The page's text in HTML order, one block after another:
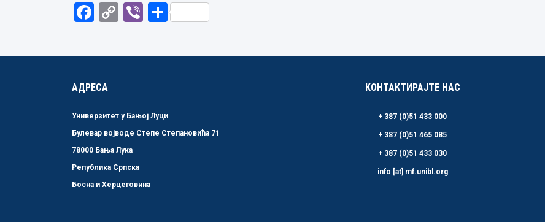
Facebook
CopyViberShare
АДРЕСА
Универзитет у Бањој Луци
Булевар војводе Степе Степановића 71
78000 Бања Лука
Република Српска
Босна и Херцеговина
КОНТАКТИРАЈТЕ НАС
+ 387 (0)51 433 000
+ 387 (0)51 465 085
+ 387 (0)51 433 030
info [at] mf.unibl.org